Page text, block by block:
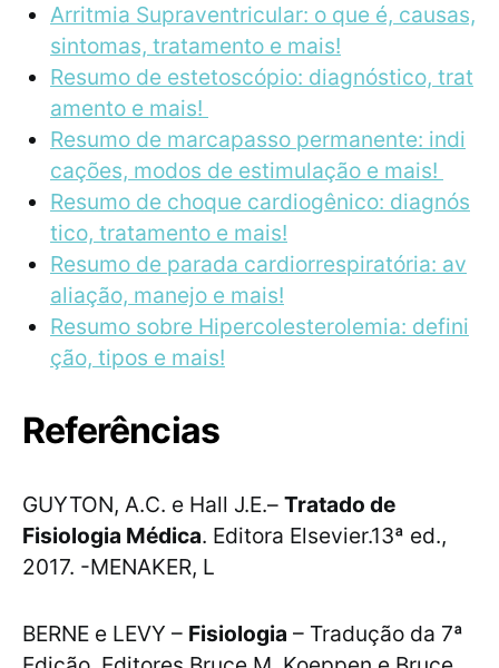
Arritmia Supraventricular: o que é, causas,
sintomas, tratamento e mais!
Resumo de estetoscópio: diagnóstico, trat
amento e mais!
Resumo de marcapasso permanente: indi
cações, modos de estimulação e mais!
Resumo de choque cardiogênico: diagnós
tico, tratamento e mais!
Resumo de parada cardiorrespiratória: av
aliação, manejo e mais!
Resumo sobre Hipercolesterolemia: defini
ção, tipos e mais!
Referências
GUYTON, A.C. e Hall J.E.– Tratado de
Fisiologia Médica. Editora Elsevier.13ª ed.,
2017. -MENAKER, L
BERNE e LEVY – Fisiologia – Tradução da 7ª